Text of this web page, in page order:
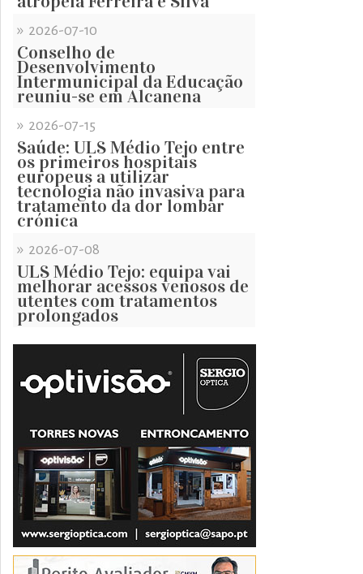
» 2026-07-10
Conselho de
Desenvolvimento
Intermunicipal da Educação
reuniu-se em Alcanena
» 2026-07-15
Saúde: ULS Médio Tejo entre
os primeiros hospitais
europeus a utilizar
tecnologia não invasiva para
tratamento da dor lombar
crónica
» 2026-07-08
ULS Médio Tejo: equipa vai
melhorar acessos venosos de
utentes com tratamentos
prolongados